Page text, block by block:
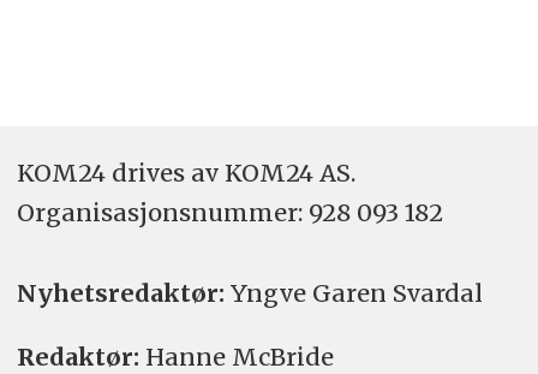
KOM24 drives av KOM24 AS.
Organisasjons­nummer: 928 093 182
Nyhetsredaktør: Yngve Garen Svardal
Redaktør: Hanne McBride